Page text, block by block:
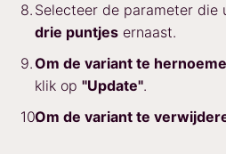
Selecteer de parameter
drie puntjes ernaast.
Om de variant te
klik op "Update".
Om de variant te